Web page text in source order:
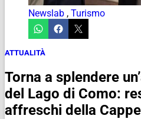
Newslab , Turismo
ATTUALITÀ
Torna a splendere
del Lago di Como:
affreschi della